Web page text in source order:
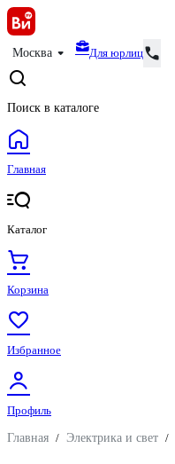
Москва Для юрлиц
Поиск в каталоге
Главная
Каталог
Корзина
Избранное
Профиль
Главная / Электрика и свет /